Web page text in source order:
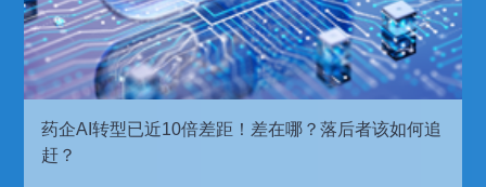
药企AI转型已近10倍差距！差在哪？落后者该如何追
赶？